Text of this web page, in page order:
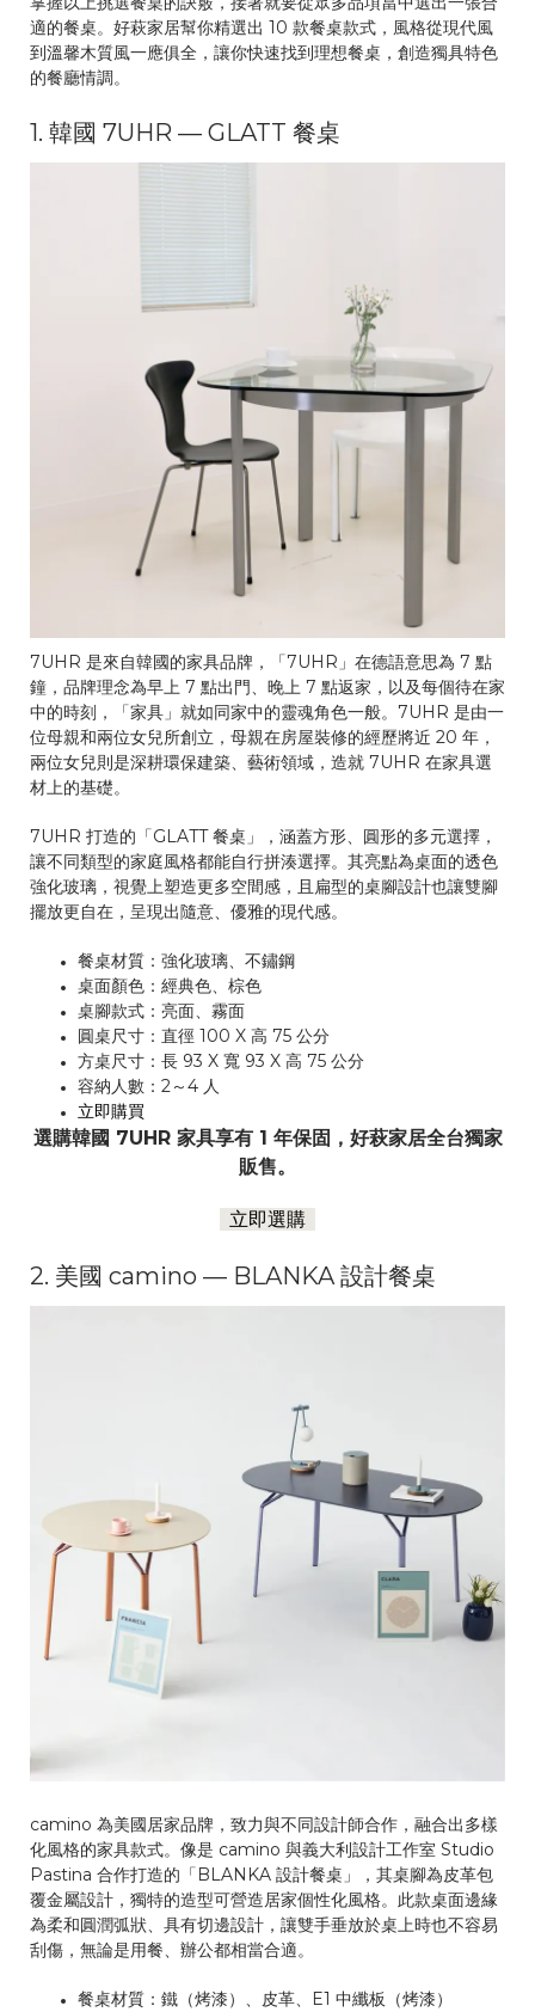
適的餐桌。好萩家居幫你精選出 10 款餐桌款式，風格從現代風
到溫馨木質風一應俱全，讓你快速找到理想餐桌，創造獨具特色
的餐廳情調。
1. 韓國 7UHR — GLATT 餐桌
7UHR 是來自韓國的家具品牌，「7UHR」在德語意思為 7 點
鐘，品牌理念為早上 7 點出門、晚上 7 點返家，以及每個待在家
中的時刻，「家具」就如同家中的靈魂角色一般。7UHR 是由一
位母親和兩位女兒所創立，母親在房屋裝修的經歷將近 20 年，
兩位女兒則是深耕環保建築、藝術領域，造就 7UHR 在家具選
材上的基礎。
7UHR 打造的「GLATT 餐桌」，涵蓋方形、圓形的多元選擇，
讓不同類型的家庭風格都能自行拼湊選擇。其亮點為桌面的透色
強化玻璃，視覺上塑造更多空間感，且扁型的桌腳設計也讓雙腳
擺放更自在，呈現出隨意、優雅的現代感。
餐桌材質：強化玻璃、不鏽鋼
桌面顏色：經典色、棕色
桌腳款式：亮面、霧面
圓桌尺寸：直徑 100 X 高 75 公分
方桌尺寸：長 93 X 寬 93 X 高 75 公分
容納人數：2～4 人
立即購買
選購韓國 7UHR 家具享有 1 年保固，好萩家居全台獨家
販售。
立即選購
2. 美國 camino — BLANKA 設計餐桌
camino 為美國居家品牌，致力與不同設計師合作，融合出多樣
化風格的家具款式。像是 camino 與義大利設計工作室 Studio
Pastina 合作打造的「BLANKA 設計餐桌」，其桌腳為皮革包
覆金屬設計，獨特的造型可營造居家個性化風格。此款桌面邊緣
為柔和圓潤弧狀、具有切邊設計，讓雙手垂放於桌上時也不容易
刮傷，無論是用餐、辦公都相當合適。
餐桌材質：鐵（烤漆）、皮革、E1 中纖板（烤漆）